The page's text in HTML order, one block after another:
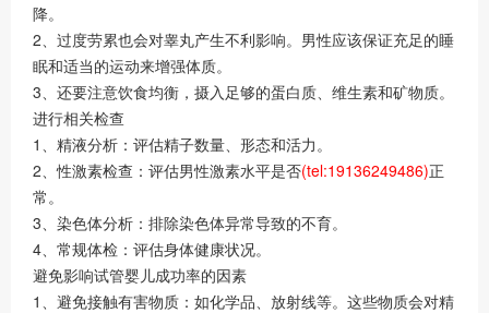
降。
2、过度劳累也会对睾丸产生不利影响。男性应该保证充足的睡
眠和适当的运动来增强体质。
3、还要注意饮食均衡，摄入足够的蛋白质、维生素和矿物质。‍
进行相关检查
1、‍精液分析：评估精子数量、形态和活力。
2、性激素检查：评估男性激素水平是否(tel:19136249486)正
常。
3、染色体分析：排除染色体异常导致的不育。
4、常规体检：评估身体健康状况。‍
避免影响试管婴儿成功率的因素
1、‍避免接触有害物质：如化学品、放射线等。这些物质会对精